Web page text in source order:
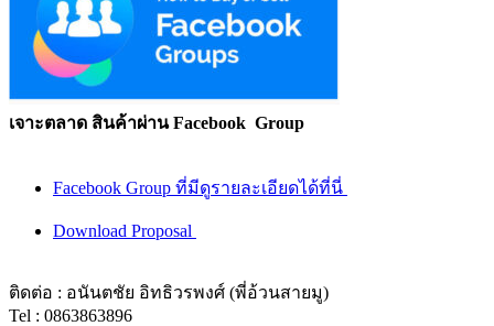
เจาะตลาด สินค้าผ่าน Facebook Group
Facebook Group ที่มีดูรายละเอียดได้ที่นี่
Download Proposal
ติดต่อ : อนันตชัย อิทธิวรพงศ์ (พี่อ้วนสายมู)
Tel : 0863863896